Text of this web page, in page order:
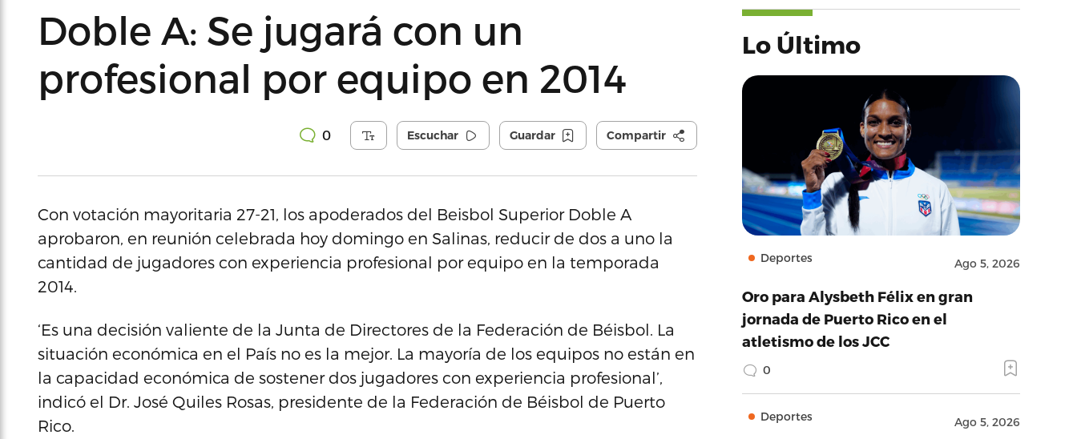
Doble A: Se jugará con un
profesional por equipo en 2014
0 Escuchar Guardar Compartir
Con votación mayoritaria 27-21, los apoderados del Beisbol Superior Doble A
aprobaron, en reunión celebrada hoy domingo en Salinas, reducir de dos a uno la
cantidad de jugadores con experiencia profesional por equipo en la temporada
2014.
‘Es una decisión valiente de la Junta de Directores de la Federación de Béisbol. La
situación económica en el País no es la mejor. La mayoría de los equipos no están en
la capacidad económica de sostener dos jugadores con experiencia profesional’,
indicó el Dr. José Quiles Rosas, presidente de la Federación de Béisbol de Puerto
Rico.
Lo Último
Deportes Ago 5, 2026
Oro para Alysbeth Félix en gran
jornada de Puerto Rico en el
atletismo de los JCC
0
Deportes Ago 5, 2026